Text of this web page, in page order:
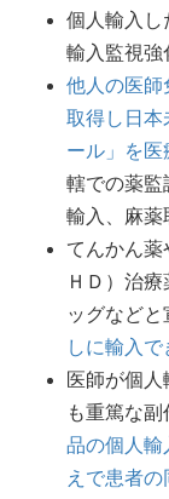
個人輸入
輸入監視強
他人の医師
取得し日本
ール」を医
轄での薬
輸入、麻薬
てんかん薬
ＨＤ）治
ッグなど
しに輸入で
医師が個
も重篤な
品の個人輸
えで患者